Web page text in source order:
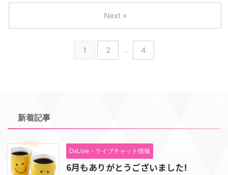
1 2 … 4
Next »
新着記事
DxLive・ライブチャット情報
6月もありがとうございました!